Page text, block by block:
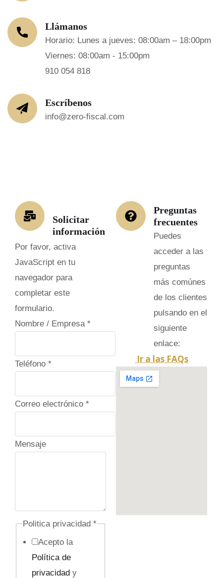
Llámanos
Horario: Lunes a jueves: 08:00am – 18:00pm
Viernes: 08:00am - 15:00pm
910 054 818
Escríbenos
info@zero-fiscal.com
Solicitar
información
Por favor, activa
JavaScript en tu
navegador para
completar este
formulario.
Nombre / Empresa *
Teléfono *
Correo electrónico *
Mensaje
o Politica privacidad *
Acepto la
Política de
privacidady
Preguntas
frecuentes
Puedes
acceder a las
preguntas
más comúnes
de los clientes
pulsando en el
siguiente
enlace:
Ir a las FAQs